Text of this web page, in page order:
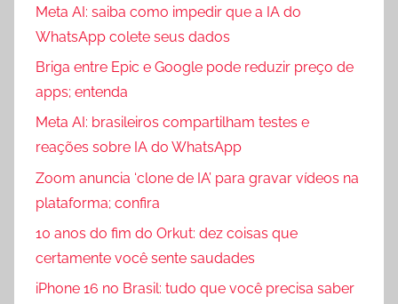
Meta AI: saiba como impedir que a IA do
WhatsApp colete seus dados
Briga entre Epic e Google pode reduzir preço de
apps; entenda
Meta AI: brasileiros compartilham testes e
reações sobre IA do WhatsApp
Zoom anuncia ‘clone de IA’ para gravar vídeos na
plataforma; confira
10 anos do fim do Orkut: dez coisas que
certamente você sente saudades
iPhone 16 no Brasil: tudo que você precisa saber